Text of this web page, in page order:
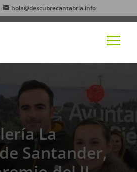
hola@descubrecantabria.info
La
Santander,